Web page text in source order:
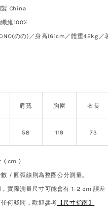
China
維100%
のの)／身高161cm／體重42kg／
肩寬 胸圍 衣長
58 119 73
( cm )
/ 圓弧線則為整圈公分測量。
實際測量尺寸可能會有 1–2 cm 誤差
何疑問，歡迎參考 【尺寸指南】